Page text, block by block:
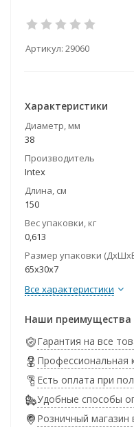
Артикул: 29060
Характеристики
Диаметр, мм
38
Производитель
Intex
Длина, см
150
Вес упаковки, кг
0,613
Размер упаковки
65х30х7
Все характеристики
Наши преимущества
Гарантия на все
Профессиональная
Есть оплата при
Удобные способы
Розничный магазин